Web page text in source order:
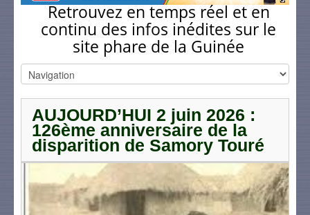
Retrouvez en temps réel et en
continu des infos inédites sur le
site phare de la Guinée
AUJOURD’HUI 2 juin 2026 :
126ème anniversaire de la
disparition de Samory Touré